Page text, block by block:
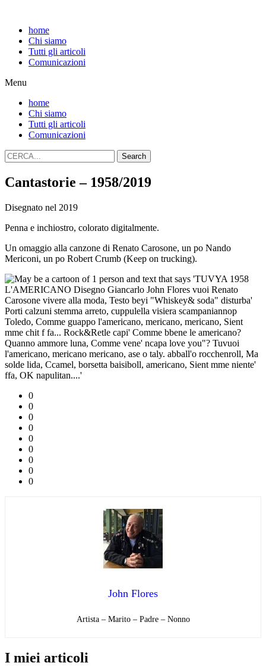
home
Chi siamo
Tutti gli articoli
Comunicazioni
Menu
home
Chi siamo
Tutti gli articoli
Comunicazioni
Search
Cantastorie – 1958/2019
Disegnato nel 2019
Penna e inchiostro, colorato digitalmente.
Un omaggio alla canzone di Renato Carosone, un po Nando
Mericoni, un po Robert Crumb (Keep on trucking).
0
0
0
0
0
0
0
0
0
John Flores
Artista – Marito – Padre – Nonno
I miei articoli